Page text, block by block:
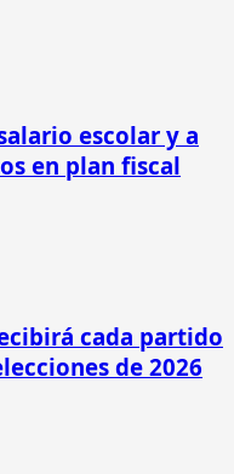
escolar y a
en plan fiscal
cada partido
de 2026